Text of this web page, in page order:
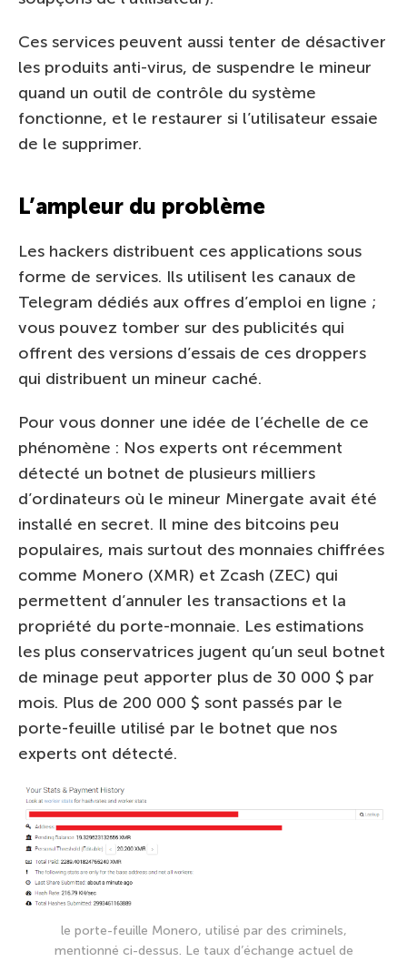
Ces services peuvent aussi tenter de désactiver
les produits anti-virus, de suspendre le mineur
quand un outil de contrôle du système
fonctionne, et le restaurer si l’utilisateur essaie
de le supprimer.
L’ampleur du problème
Les hackers distribuent ces applications sous
forme de services. Ils utilisent les canaux de
Telegram dédiés aux offres d’emploi en ligne ;
vous pouvez tomber sur des publicités qui
offrent des versions d’essais de ces droppers
qui distribuent un mineur caché.
Pour vous donner une idée de l’échelle de ce
phénomène : Nos experts ont récemment
détecté un botnet de plusieurs milliers
d’ordinateurs où le mineur Minergate avait été
installé en secret. Il mine des bitcoins peu
populaires, mais surtout des monnaies chiffrées
comme Monero (XMR) et Zcash (ZEC) qui
permettent d’annuler les transactions et la
propriété du porte-monnaie. Les estimations
les plus conservatrices jugent qu’un seul botnet
de minage peut apporter plus de 30 000 $ par
mois. Plus de 200 000 $ sont passés par le
porte-feuille utilisé par le botnet que nos
experts ont détecté.
le porte-feuille Monero, utilisé par des criminels,
mentionné ci-dessus. Le taux d’échange actuel de